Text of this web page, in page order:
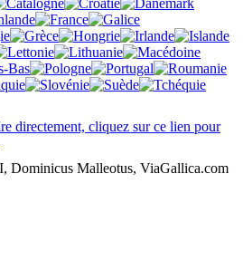
directement, cliquez sur ce lien pour
Malleotus, ViaGallica.com